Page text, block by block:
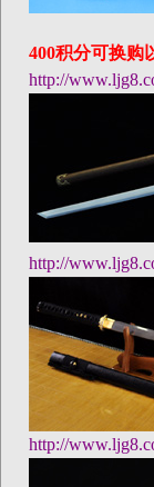
400积分可换购
http://
http://
http://